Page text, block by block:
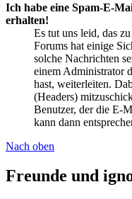
Ich habe eine Spam-E-
erhalten!
Es tut uns leid, das
Forums hat einige
solche Nachrichten
einem Administrator
hast, weiterleiten.
(Headers)
Benutzer, der die E-
kann dann
Nach oben
Freunde und